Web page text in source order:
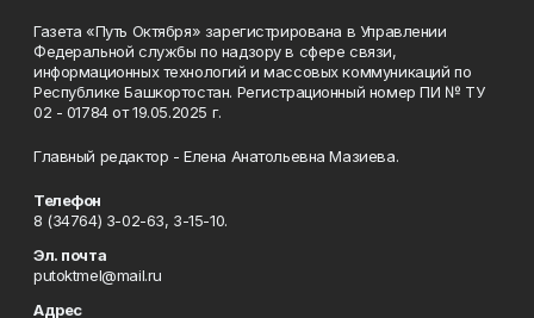
Газета «Путь Октября» зарегистрирована в Управлении
Федеральной службы по надзору в сфере связи,
информационных технологий и массовых коммуникаций по
Республике Башкортостан. Регистрационный номер ПИ № ТУ
02 - 01784 от 19.05.2025 г.
Главный редактор - Елена Анатольевна Мазиева.
Телефон
8 (34764) 3-02-63, 3-15-10.
Эл. почта
putoktmel@mail.ru
Адрес